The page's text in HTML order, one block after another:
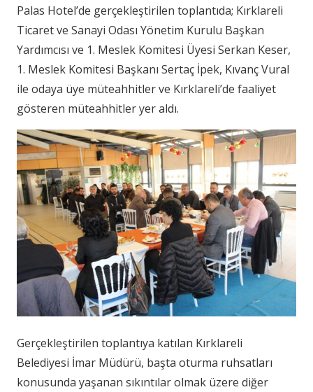
Palas Hotel’de gerçekleştirilen toplantıda; Kırklareli
Ticaret ve Sanayi Odası Yönetim Kurulu Başkan
Yardımcısı ve 1. Meslek Komitesi Üyesi Serkan Keser,
1. Meslek Komitesi Başkanı Sertaç İpek, Kıvanç Vural
ile odaya üye müteahhitler ve Kırklareli’de faaliyet
gösteren müteahhitler yer aldı.
Gerçekleştirilen toplantıya katılan Kırklareli
Belediyesi İmar Müdürü, başta oturma ruhsatları
konusunda yaşanan sıkıntılar olmak üzere diğer